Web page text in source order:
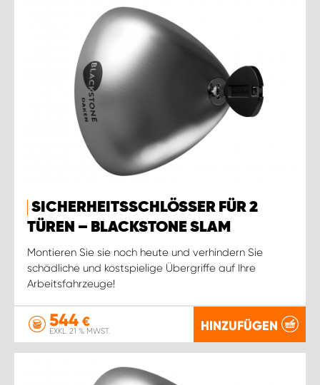
SICHERHEITSSCHLÖSSER FÜR 2
TÜREN – BLACKSTONE SLAM
Montieren Sie sie noch heute und verhindern Sie
schädliche und kostspielige Übergriffe auf Ihre
Arbeitsfahrzeuge!
544 €
EXKL. 21 % MWST. HINZUFÜGEN